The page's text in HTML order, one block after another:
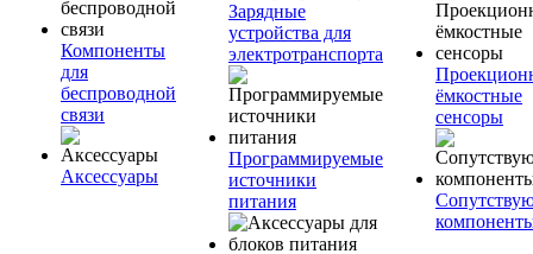
Компоненты
для
беспроводной
связи
Аксессуары
Зарядные
устройства для
электротранспорта
Программируемые
источники
питания
ёмкостные
сенсоры